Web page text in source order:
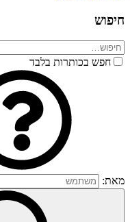
חיפוש
חפש בכותרות בלבד
מאת: